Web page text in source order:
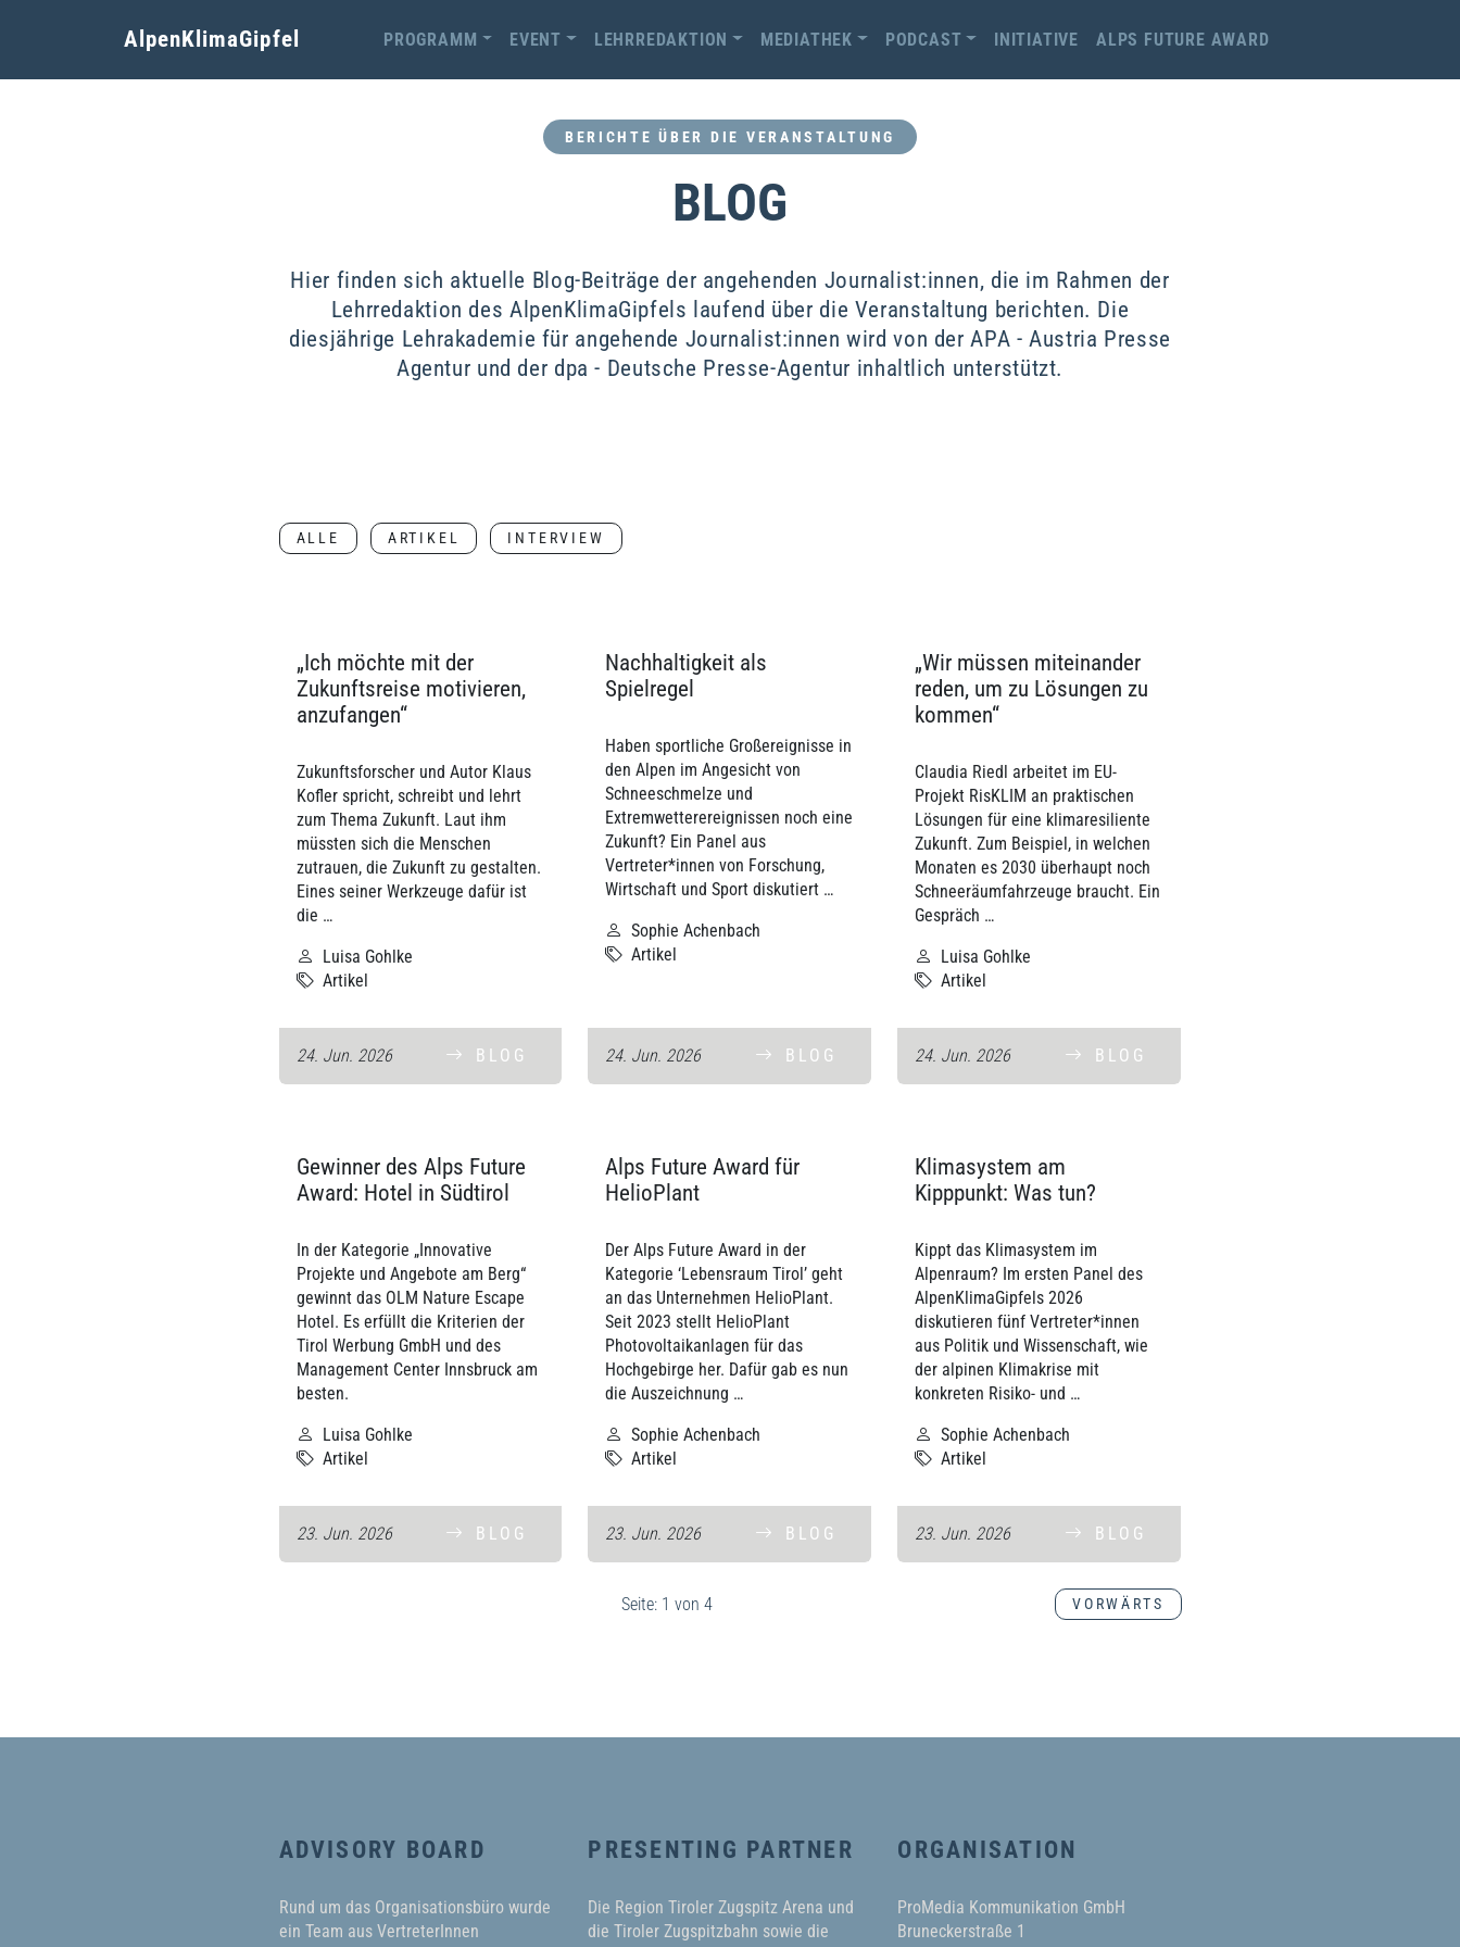
AlpenKlimaGipfel PROGRAMM EVENT LEHRREDAKTION MEDIATHEK PODCAST INITIATIVE ALPS FUTURE AWARD
BERICHTE ÜBER DIE VERANSTALTUNG
BLOG
Hier finden sich aktuelle Blog-Beiträge der angehenden Journalist:innen, die im Rahmen der
Lehrredaktion des AlpenKlimaGipfels laufend über die Veranstaltung berichten. Die
diesjährige Lehrakademie für angehende Journalist:innen wird von der APA - Austria Presse
Agentur und der dpa - Deutsche Presse-Agentur inhaltlich unterstützt.
ALLE ARTIKEL INTERVIEW
„Ich möchte mit der
Zukunftsreise motivieren,
anzufangen“
Zukunftsforscher und Autor Klaus
Kofler spricht, schreibt und lehrt
zum Thema Zukunft. Laut ihm
müssten sich die Menschen
zutrauen, die Zukunft zu gestalten.
Eines seiner Werkzeuge dafür ist
die …
Luisa Gohlke
Artikel
24. Jun. 2026 BLOG
Nachhaltigkeit als
Spielregel
Haben sportliche Großereignisse in
den Alpen im Angesicht von
Schneeschmelze und
Extremwetterereignissen noch eine
Zukunft? Ein Panel aus
Vertreter*innen von Forschung,
Wirtschaft und Sport diskutiert …
Sophie Achenbach
Artikel
24. Jun. 2026 BLOG
„Wir müssen miteinander
reden, um zu Lösungen zu
kommen“
Claudia Riedl arbeitet im EU-
Projekt RisKLIM an praktischen
Lösungen für eine klimaresiliente
Zukunft. Zum Beispiel, in welchen
Monaten es 2030 überhaupt noch
Schneeräumfahrzeuge braucht. Ein
Gespräch …
Luisa Gohlke
Artikel
24. Jun. 2026 BLOG
Gewinner des Alps Future
Award: Hotel in Südtirol
In der Kategorie „Innovative
Projekte und Angebote am Berg“
gewinnt das OLM Nature Escape
Hotel. Es erfüllt die Kriterien der
Tirol Werbung GmbH und des
Management Center Innsbruck am
besten.
Luisa Gohlke
Artikel
23. Jun. 2026 BLOG
Alps Future Award für
HelioPlant
Der Alps Future Award in der
Kategorie ‘Lebensraum Tirol’ geht
an das Unternehmen HelioPlant.
Seit 2023 stellt HelioPlant
Photovoltaikanlagen für das
Hochgebirge her. Dafür gab es nun
die Auszeichnung …
Sophie Achenbach
Artikel
23. Jun. 2026 BLOG
Klimasystem am
Kipppunkt: Was tun?
Kippt das Klimasystem im
Alpenraum? Im ersten Panel des
AlpenKlimaGipfels 2026
diskutieren fünf Vertreter*innen
aus Politik und Wissenschaft, wie
der alpinen Klimakrise mit
konkreten Risiko- und …
Sophie Achenbach
Artikel
23. Jun. 2026 BLOG
Seite: 1 von 4 VORWÄRTS
ADVISORY BOARD
Rund um das Organisationsbüro wurde
ein Team aus VertreterInnen
PRESENTING PARTNER
Die Region Tiroler Zugspitz Arena und
die Tiroler Zugspitzbahn sowie die
ORGANISATION
ProMedia Kommunikation GmbH
Bruneckerstraße 1